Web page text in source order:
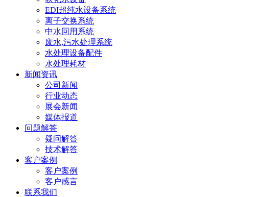
EDI超纯水设备系统
离子交换系统
中水回用系统
废水,污水处理系统
水处理设备配件
水处理耗材
新闻资讯
公司新闻
行业动态
展会新闻
媒体报道
问题解答
疑问解答
技术解答
客户案例
客户案例
客户感言
联系我们